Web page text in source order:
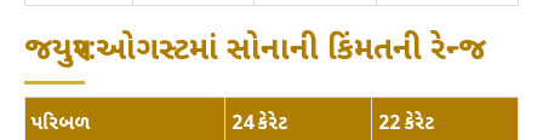
જયપુર:ઓગસ્ટમાં સોનાની કિંમતની રેન્જ
પરિબળ 24 કેરેટ
22 કેરેટ